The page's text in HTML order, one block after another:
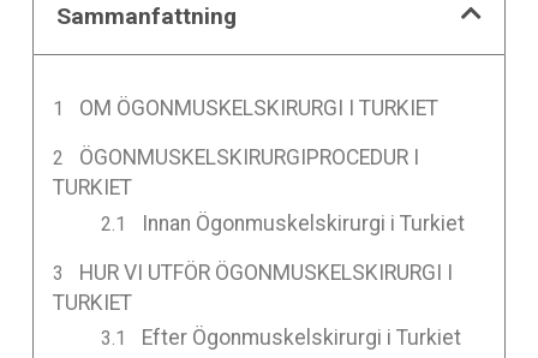
Sammanfattning
OM ÖGONMUSKELSKIRURGI I TURKIET
ÖGONMUSKELSKIRURGIPROCEDUR I
TURKIET
Innan Ögonmuskelskirurgi i Turkiet
HUR VI UTFÖR ÖGONMUSKELSKIRURGI I
TURKIET
Efter Ögonmuskelskirurgi i Turkiet